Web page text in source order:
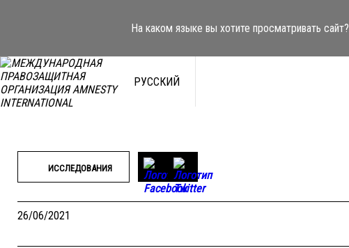
На каком языке вы хотите просматривать сайт?
РУССКИЙ
ИССЛЕДОВАНИЯ
26/06/2021